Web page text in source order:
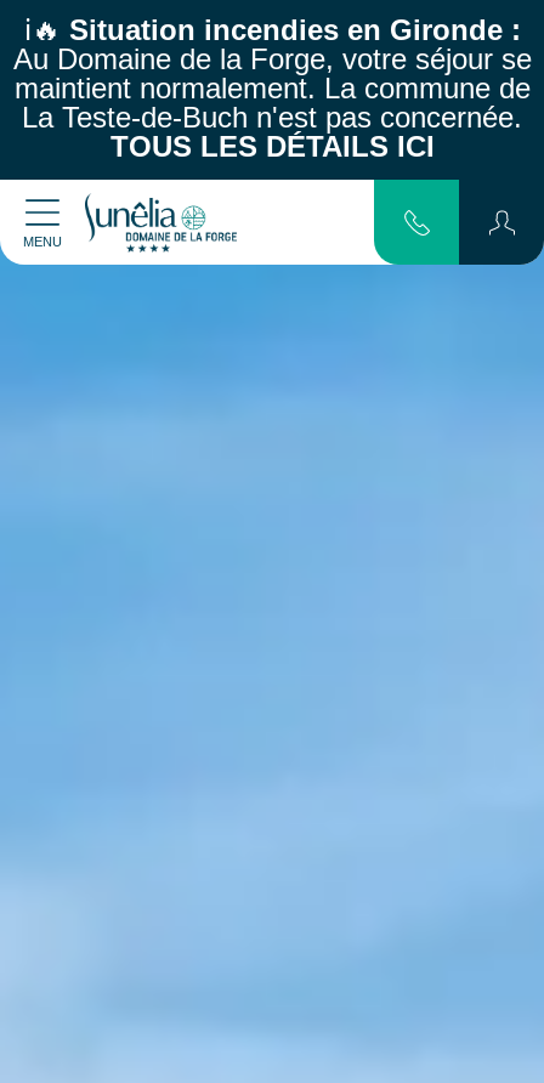
ℹ️🔥 Situation incendies en Gironde :
Au Domaine de la Forge, votre séjour se
maintient normalement. La commune de
La Teste-de-Buch n'est pas concernée.
TOUS LES DÉTAILS ICI
MENU